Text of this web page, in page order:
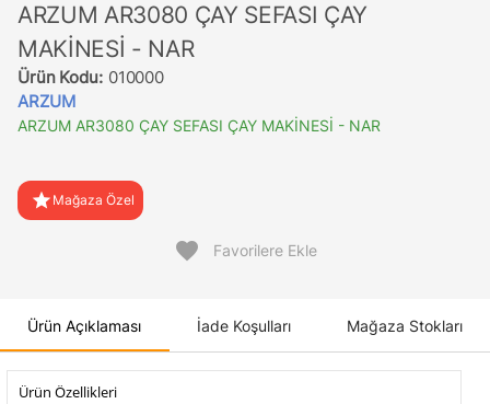
ARZUM AR3080 ÇAY SEFASI ÇAY
MAKİNESİ - NAR
Ürün Kodu: 010000
ARZUM
ARZUM AR3080 ÇAY SEFASI ÇAY MAKİNESİ - NAR
star Mağaza Özel
favorite Favorilere Ekle
Ürün Açıklaması İade Koşulları Mağaza Stokları
Ürün Özellikleri